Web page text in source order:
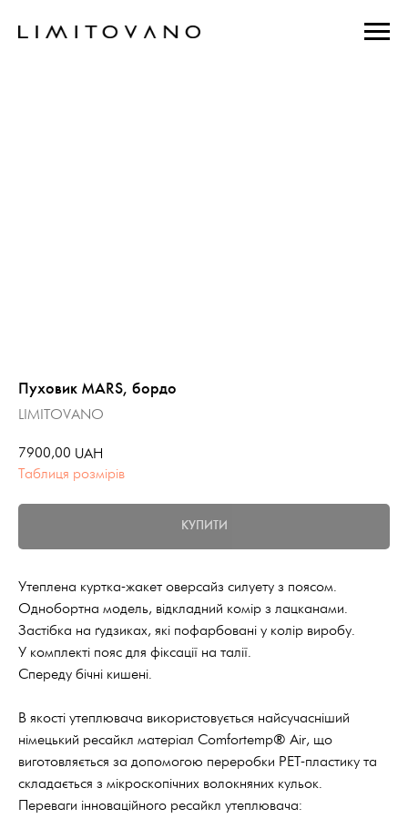
Пуховик MARS, бордо
LIMITOVANO
7900,00 UAH
Таблиця розмірів
КУПИТИ
Утеплена куртка-жакет оверсайз силуету з поясом.
Однобортна модель, відкладний комір з лацканами.
Застібка на ґудзиках, які пофарбовані у колір виробу.
У комплекті пояс для фіксації на талії.
Спереду бічні кишені.
В якості утеплювача використовується найсучасніший
німецький ресайкл матеріал Comfortemp® Air, що
виготовляється за допомогою переробки PET-пластику та
складається з мікроскопічних волокняних кульок.
Переваги інноваційного ресайкл утеплювача: